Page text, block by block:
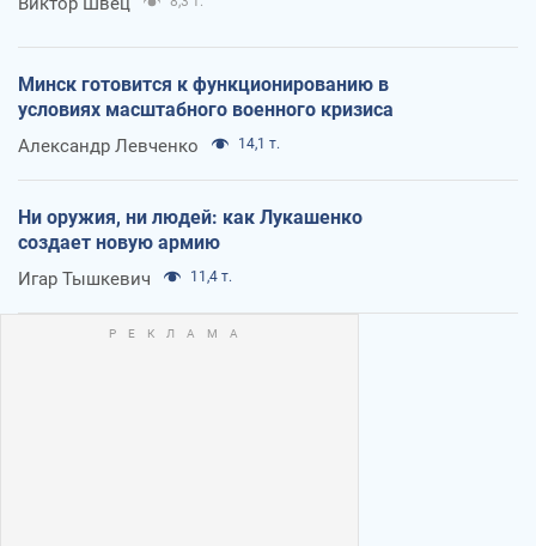
Минск готовится к функционированию в
условиях масштабного военного кризиса
Александр Левченко 14,1 т.
Ни оружия, ни людей: как Лукашенко
создает новую армию
Игар Тышкевич 11,4 т.